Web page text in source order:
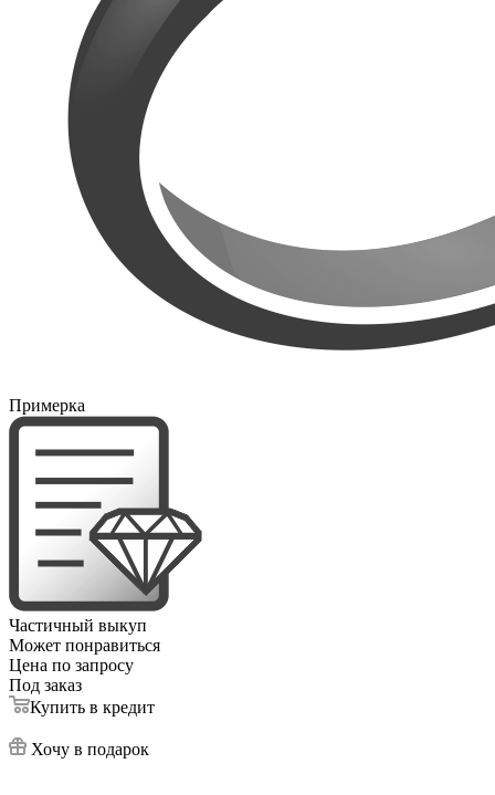
Примерка
Частичный выкуп
Может понравиться
Цена по запросу
Под заказ
Купить в кредит
Хочу в подарок